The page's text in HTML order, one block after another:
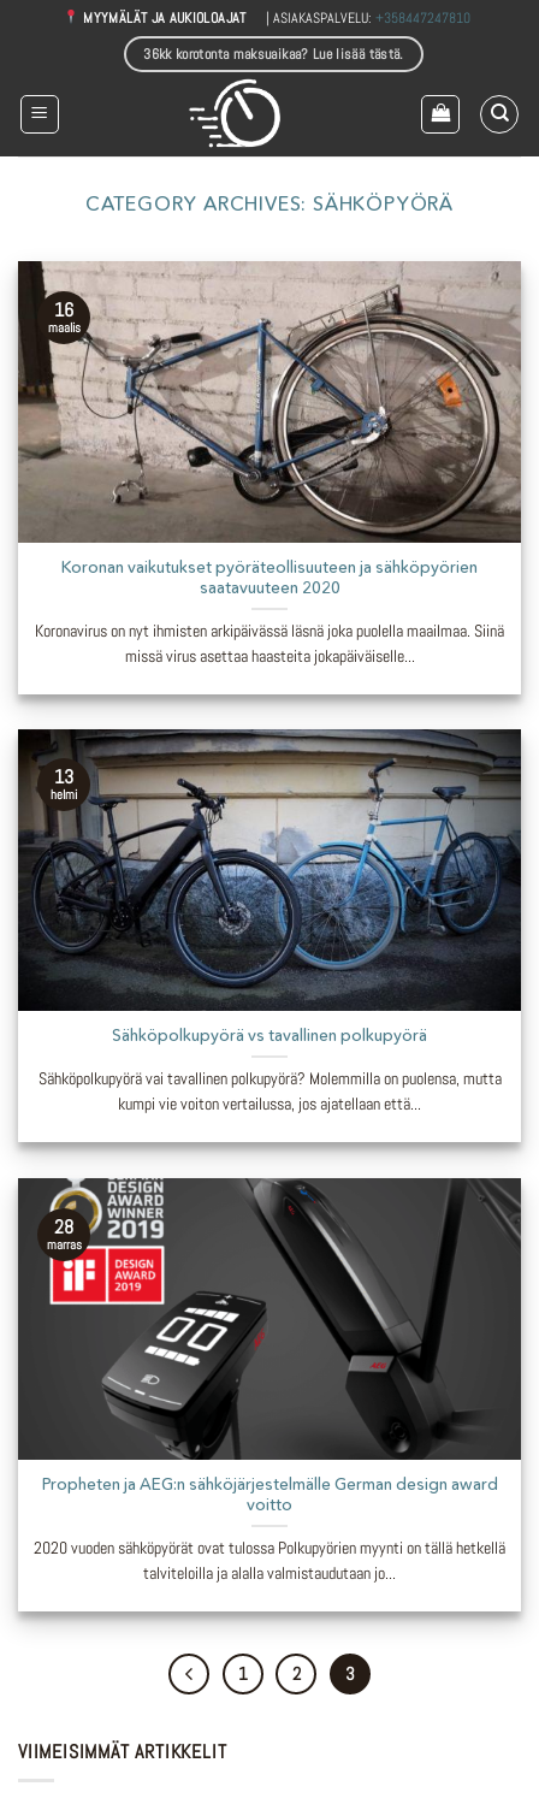
MYYMÄLÄT JA AUKIOLOAJAT | ASIAKASPALVELU:+358447247810
36kk korotonta maksuaikaa? Lue lisää tästä.
CATEGORY ARCHIVES:SÄHKÖPYÖRÄ
VIIMEISIMMÄT ARTIKKELIT
Koronan vaikutukset pyöräteollisuuteen ja sähköpyörien
saatavuuteen 2020
Koronavirus on nyt ihmisten arkipäivässä läsnä joka puolella maailmaa. Siinä
missä virus asettaa haasteita jokapäiväiselle...
16
maalis
Sähköpolkupyörä vs tavallinen polkupyörä
Sähköpolkupyörä vai tavallinen polkupyörä? Molemmilla on puolensa, mutta
kumpi vie voiton vertailussa, jos ajatellaan että...
13
helmi
Propheten ja AEG:n sähköjärjestelmälle German design award
voitto
2020 vuoden sähköpyörät ovat tulossa Polkupyörien myynti on tällä hetkellä
talviteloilla ja alalla valmistaudutaan jo...
28
marras
1 2 3